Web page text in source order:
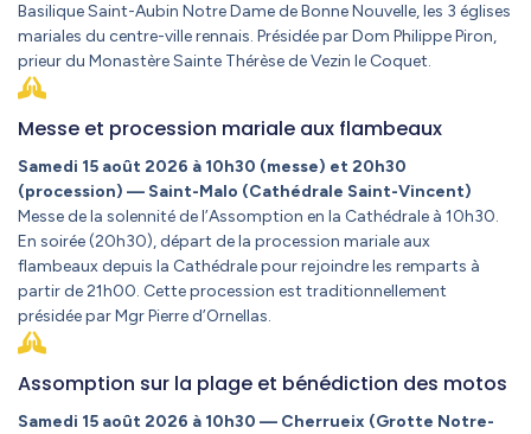
Basilique Saint-Aubin Notre Dame de Bonne Nouvelle, les 3 églises
mariales du centre-ville rennais. Présidée par Dom Philippe Piron,
prieur du Monastère Sainte Thérèse de Vezin le Coquet.
Messe et procession mariale aux flambeaux
Samedi 15 août 2026 à 10h30 (messe) et 20h30
(procession) — Saint-Malo (Cathédrale Saint-Vincent)
Messe de la solennité de l’Assomption en la Cathédrale à 10h30.
En soirée (20h30), départ de la procession mariale aux
flambeaux depuis la Cathédrale pour rejoindre les remparts à
partir de 21h00. Cette procession est traditionnellement
présidée par Mgr Pierre d’Ornellas.
Assomption sur la plage et bénédiction des motos
Samedi 15 août 2026 à 10h30 — Cherrueix (Grotte Notre-